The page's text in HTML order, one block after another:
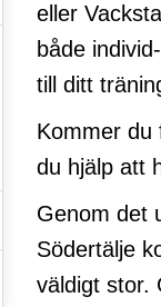
eller
både
till ditt
Kommer du
du hjälp att
Genom det
Södertälje
väldigt stor.